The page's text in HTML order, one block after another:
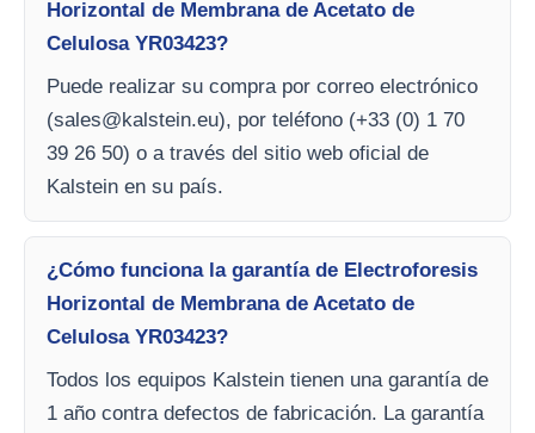
Horizontal de Membrana de Acetato de
Celulosa YR03423?
Puede realizar su compra por correo electrónico
(sales@kalstein.eu), por teléfono (+33 (0) 1 70
39 26 50) o a través del sitio web oficial de
Kalstein en su país.
¿Cómo funciona la garantía de Electroforesis
Horizontal de Membrana de Acetato de
Celulosa YR03423?
Todos los equipos Kalstein tienen una garantía de
1 año contra defectos de fabricación. La garantía